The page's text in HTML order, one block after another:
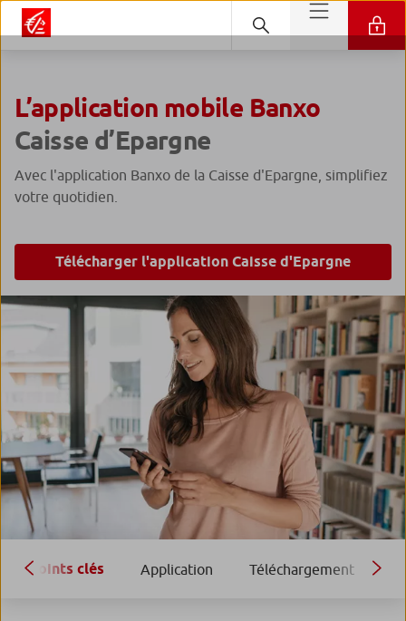
L’application mobile Banxo
Caisse d’Epargne
Avec l'application Banxo de la Caisse d'Epargne, simplifiez
votre quotidien.
Télécharger l'application Caisse d'Epargne
Points clés Application Téléchargement